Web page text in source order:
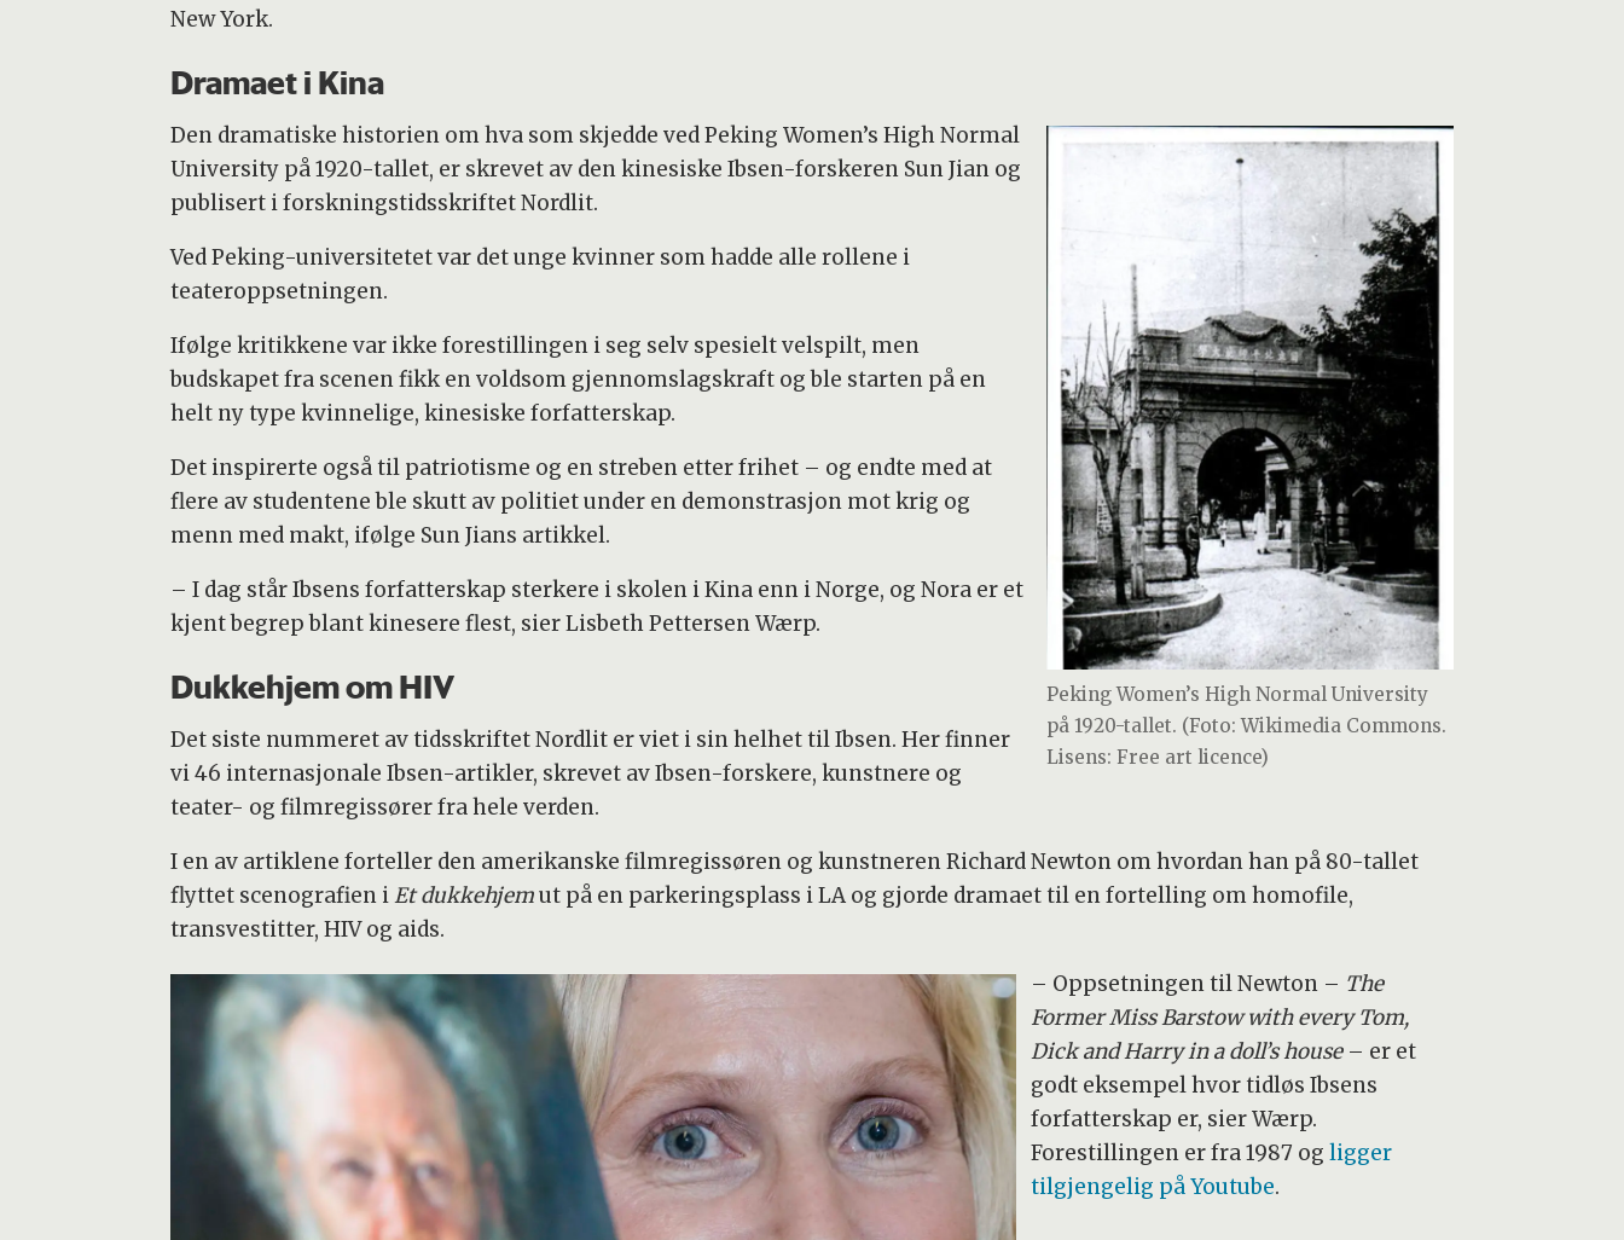
New York.
Dramaet i Kina
Peking Women’s High Normal University
på 1920-tallet. (Foto: Wikimedia Commons.
Lisens: Free art licence)
Den dramatiske historien om hva som skjedde ved Peking Women’s High Normal
University på 1920-tallet, er skrevet av den kinesiske Ibsen-forskeren Sun Jian og
publisert i forskningstidsskriftet Nordlit.
Ved Peking-universitetet var det unge kvinner som hadde alle rollene i
teateroppsetningen.
Ifølge kritikkene var ikke forestillingen i seg selv spesielt velspilt, men
budskapet fra scenen fikk en voldsom gjennomslagskraft og ble starten på en
helt ny type kvinnelige, kinesiske forfatterskap.
Det inspirerte også til patriotisme og en streben etter frihet – og endte med at
flere av studentene ble skutt av politiet under en demonstrasjon mot krig og
menn med makt, ifølge Sun Jians artikkel.
– I dag står Ibsens forfatterskap sterkere i skolen i Kina enn i Norge, og Nora er et
kjent begrep blant kinesere flest, sier Lisbeth Pettersen Wærp.
Dukkehjem om HIV
Det siste nummeret av tidsskriftet Nordlit er viet i sin helhet til Ibsen. Her finner
vi 46 internasjonale Ibsen-artikler, skrevet av Ibsen-forskere, kunstnere og
teater- og filmregissører fra hele verden.
I en av artiklene forteller den amerikanske filmregissøren og kunstneren Richard Newton om hvordan han på 80-tallet
flyttet scenografien iEt dukkehjemut på en parkeringsplass i LA og gjorde dramaet til en fortelling om homofile,
transvestitter, HIV og aids.
– Oppsetningen til Newton – The
Former Miss Barstow with every Tom,
Dick and Harry in a doll’s house– er et
godt eksempel hvor tidløs Ibsens
forfatterskap er, sier Wærp.
Forestillingen er fra 1987 ogligger
tilgjengelig på Youtube.